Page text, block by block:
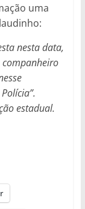
uma
nesta data,
estadual.